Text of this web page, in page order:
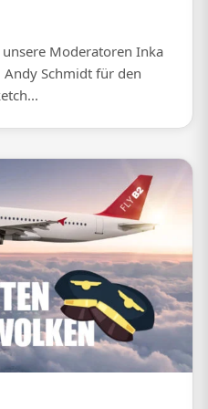
Moderatoren Inka
Andy Schmidt für den